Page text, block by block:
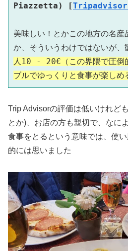
Piazzetta) [Tripadvisor
美味しい！とかこの地方の名産
か、そういうわけではないが、
人10 - 20€（この界隈で圧倒
ブルでゆっくりと食事が楽しめ
Trip Advisorの評価は低いけれど
とか)、お店の方も親切で、なに
食事をとるという意味では、使
的には思いました